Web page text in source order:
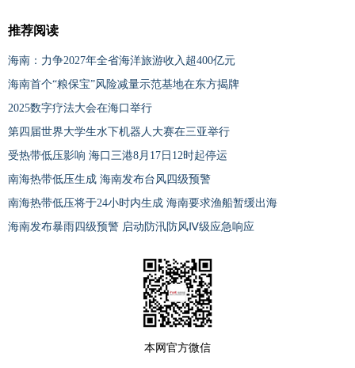
推荐阅读
海南：力争2027年全省海洋旅游收入超400亿元
海南首个“粮保宝”风险减量示范基地在东方揭牌
2025数字疗法大会在海口举行
第四届世界大学生水下机器人大赛在三亚举行
受热带低压影响 海口三港8月17日12时起停运
南海热带低压生成 海南发布台风四级预警
南海热带低压将于24小时内生成 海南要求渔船暂缓出海
海南发布暴雨四级预警 启动防汛防风Ⅳ级应急响应
本网官方微信